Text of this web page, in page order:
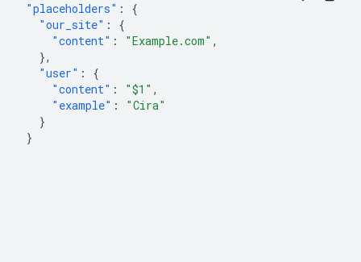
"placeholders" :
{
"our_site" :
{
"content" : "Example.com" ,
},
"user" :
{
"content" : "$1" ,
"example" :
"Cira"
}
}